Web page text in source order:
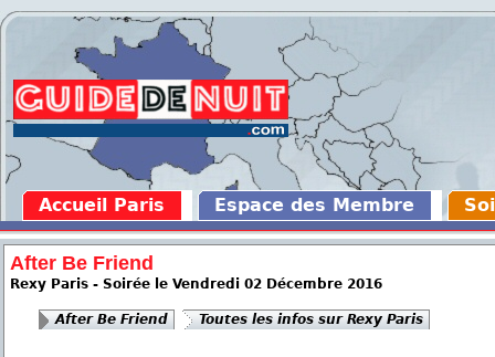
Accueil Paris Espace des Membre
After Be Friend
Rexy Paris - Soirée le Vendredi 02 Décembre 2016
After Be Friend Toutes les infos sur Rexy Paris